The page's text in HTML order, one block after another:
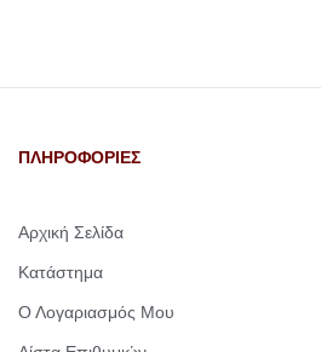
ΠΛΗΡΟΦΟΡΙΕΣ
Αρχική Σελίδα
Κατάστημα
Ο Λογαριασμός Μου